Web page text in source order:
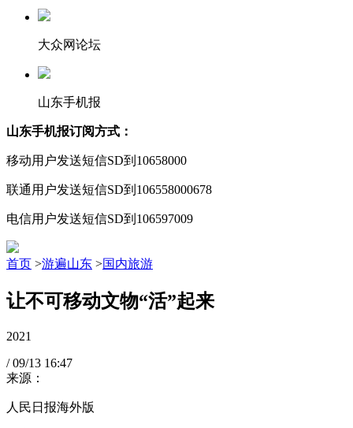
大众网论坛
山东手机报
山东手机报订阅方式：
移动用户发送短信SD到10658000
联通用户发送短信SD到106558000678
电信用户发送短信SD到106597009
首页 >游遍山东 >国内旅游
让不可移动文物“活”起来
2021
/ 09/13 16:47
来源：
人民日报海外版